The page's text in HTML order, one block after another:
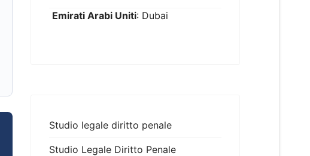
Emirati Arabi Uniti: Dubai
Studio legale diritto penale
Studio Legale Diritto Penale